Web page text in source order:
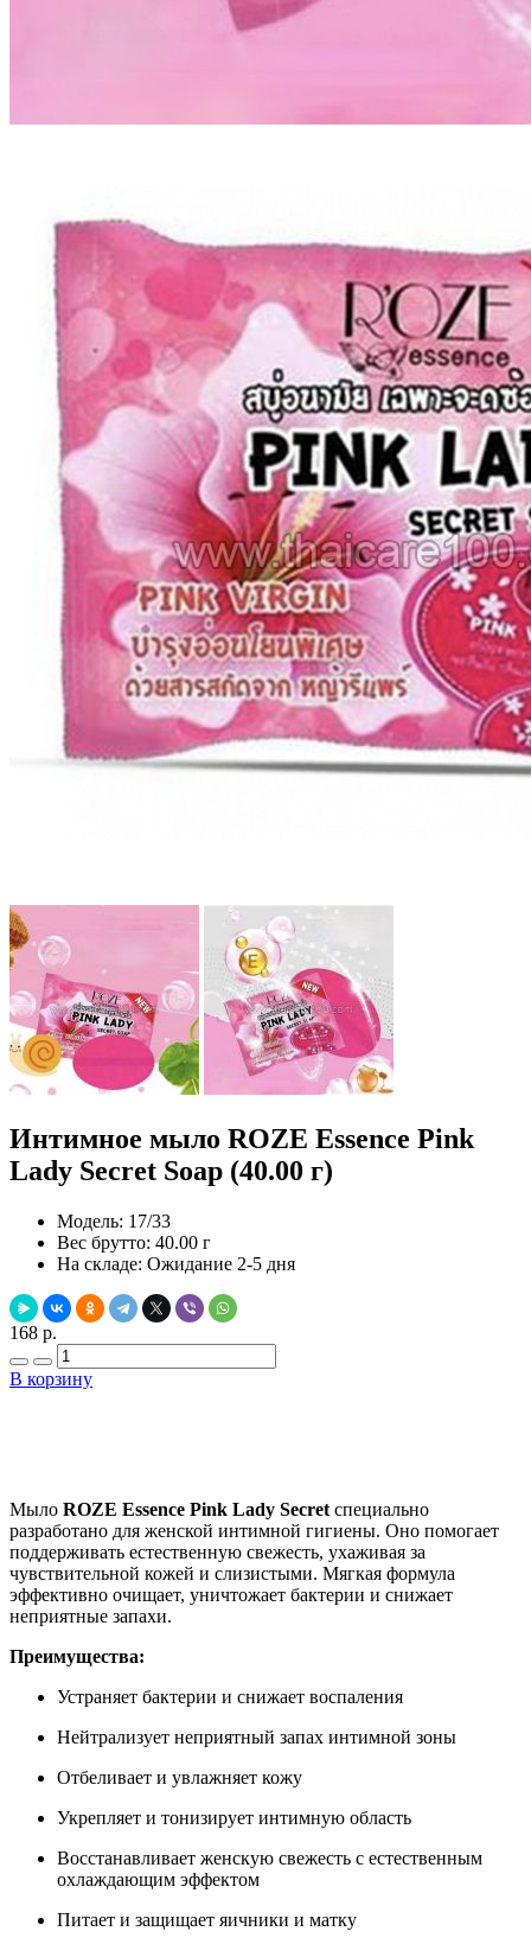
Интимное мыло ROZE Essence Pink
Lady Secret Soap (40.00 г)
Модель: 17/33
Вес брутто: 40.00 г
На складе: Ожидание 2-5 дня
168 р.
В корзину
Мыло ROZE Essence Pink Lady Secret специально
разработано для женской интимной гигиены. Оно помогает
поддерживать естественную свежесть, ухаживая за
чувствительной кожей и слизистыми. Мягкая формула
эффективно очищает, уничтожает бактерии и снижает
неприятные запахи.
Преимущества:
Устраняет бактерии и снижает воспаления
Нейтрализует неприятный запах интимной зоны
Отбеливает и увлажняет кожу
Укрепляет и тонизирует интимную область
Восстанавливает женскую свежесть с естественным
охлаждающим эффектом
Питает и защищает яичники и матку